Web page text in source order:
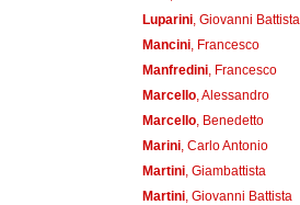
Luparini, Giovanni Battista
Mancini, Francesco
Manfredini, Francesco
Marcello, Alessandro
Marcello, Benedetto
Marini, Carlo Antonio
Martini, Giambattista
Martini, Giovanni Battista